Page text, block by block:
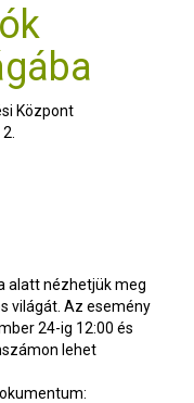
Központ
alatt nézhetjük meg
világát. Az esemény
24-ig 12:00 és
lehet